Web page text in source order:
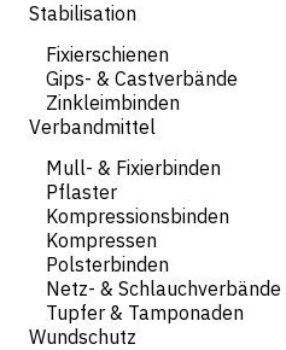
Stabilisation
Fixierschienen
Gips- & Castverbände
Zinkleimbinden
Verbandmittel
Mull- & Fixierbinden
Pflaster
Kompressionsbinden
Kompressen
Polsterbinden
Netz- & Schlauchverbände
Tupfer & Tamponaden
Wundschutz